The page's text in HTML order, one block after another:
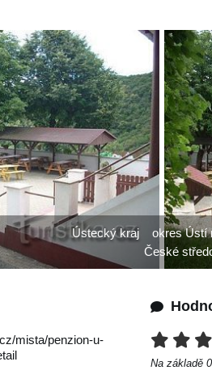
mista/penzion-u-
Na základě 0
Ústecký kraj okres Ústí
České